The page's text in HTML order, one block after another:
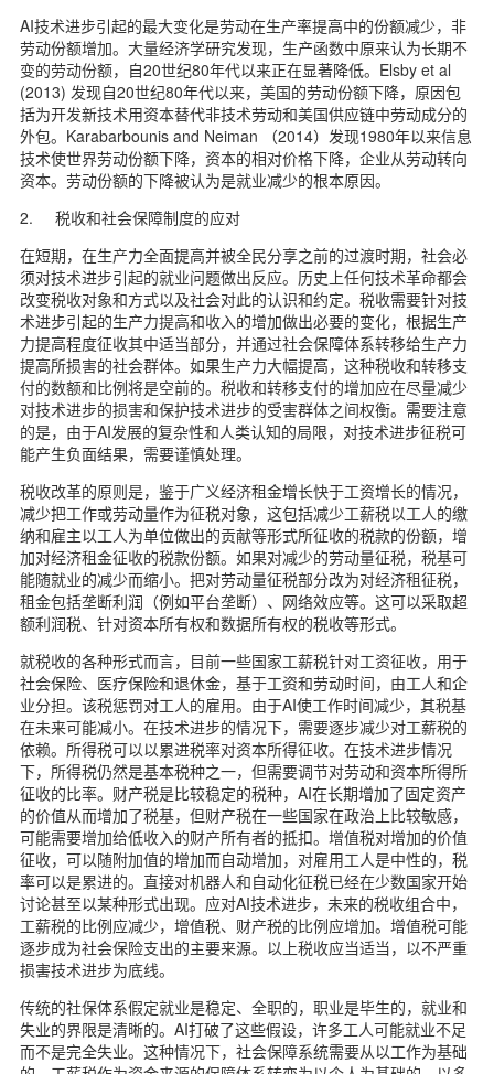
AI技术进步引起的最大变化是劳动在生产率提高中的份额减少，非
劳动份额增加。大量经济学研究发现，生产函数中原来认为长期不
变的劳动份额，自20世纪80年代以来正在显著降低。Elsby et al
(2013) 发现自20世纪80年代以来，美国的劳动份额下降，原因包
括为开发新技术用资本替代非技术劳动和美国供应链中劳动成分的
外包。Karabarbounis and Neiman （2014）发现1980年以来信息
技术使世界劳动份额下降，资本的相对价格下降，企业从劳动转向
资本。劳动份额的下降被认为是就业减少的根本原因。
2. 税收和社会保障制度的应对
在短期，在生产力全面提高并被全民分享之前的过渡时期，社会必
须对技术进步引起的就业问题做出反应。历史上任何技术革命都会
改变税收对象和方式以及社会对此的认识和约定。税收需要针对技
术进步引起的生产力提高和收入的增加做出必要的变化，根据生产
力提高程度征收其中适当部分，并通过社会保障体系转移给生产力
提高所损害的社会群体。如果生产力大幅提高，这种税收和转移支
付的数额和比例将是空前的。税收和转移支付的增加应在尽量减少
对技术进步的损害和保护技术进步的受害群体之间权衡。需要注意
的是，由于AI发展的复杂性和人类认知的局限，对技术进步征税可
能产生负面结果，需要谨慎处理。
税收改革的原则是，鉴于广义经济租金增长快于工资增长的情况，
减少把工作或劳动量作为征税对象，这包括减少工薪税以工人的缴
纳和雇主以工人为单位做出的贡献等形式所征收的税款的份额，增
加对经济租金征收的税款份额。如果对减少的劳动量征税，税基可
能随就业的减少而缩小。把对劳动量征税部分改为对经济租征税，
租金包括垄断利润（例如平台垄断）、网络效应等。这可以采取超
额利润税、针对资本所有权和数据所有权的税收等形式。
就税收的各种形式而言，目前一些国家工薪税针对工资征收，用于
社会保险、医疗保险和退休金，基于工资和劳动时间，由工人和企
业分担。该税惩罚对工人的雇用。由于AI使工作时间减少，其税基
在未来可能减小。在技术进步的情况下，需要逐步减少对工薪税的
依赖。所得税可以以累进税率对资本所得征收。在技术进步情况
下，所得税仍然是基本税种之一，但需要调节对劳动和资本所得所
征收的比率。财产税是比较稳定的税种，AI在长期增加了固定资产
的价值从而增加了税基，但财产税在一些国家在政治上比较敏感，
可能需要增加给低收入的财产所有者的抵扣。增值税对增加的价值
征收，可以随附加值的增加而自动增加，对雇用工人是中性的，税
率可以是累进的。直接对机器人和自动化征税已经在少数国家开始
讨论甚至以某种形式出现。应对AI技术进步，未来的税收组合中，
工薪税的比例应减少，增值税、财产税的比例应增加。增值税可能
逐步成为社会保险支出的主要来源。以上税收应当适当，以不严重
损害技术进步为底线。
传统的社保体系假定就业是稳定、全职的，职业是毕生的，就业和
失业的界限是清晰的。AI打破了这些假设，许多工人可能就业不足
而不是完全失业。这种情况下，社会保障系统需要从以工作为基础